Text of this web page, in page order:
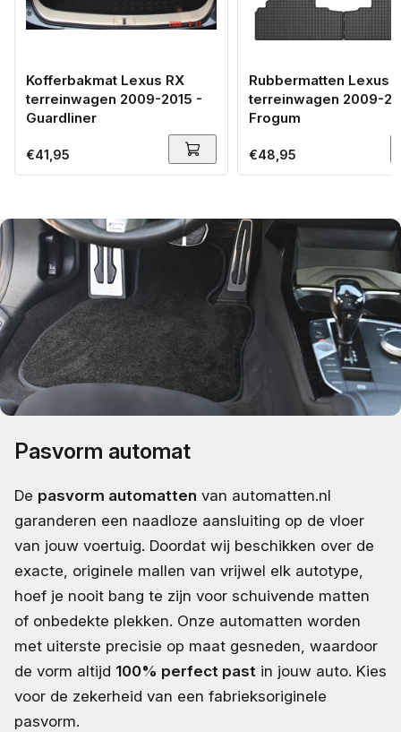
Kofferbakmat Lexus RX
terreinwagen 2009-2015 -
Guardliner
Normale
prijs
€41,95
Rubbermatten Lexus
terreinwagen 2009-
Frogum
Normale
prijs
€48,95
Pasvorm automat
De pasvorm automatten van automatten.nl
garanderen een naadloze aansluiting op de vloer
van jouw voertuig. Doordat wij beschikken over de
exacte, originele mallen van vrijwel elk autotype,
hoef je nooit bang te zijn voor schuivende matten
of onbedekte plekken. Onze automatten worden
met uiterste precisie op maat gesneden, waardoor
de vorm altijd 100% perfect past in jouw auto. Kies
voor de zekerheid van een fabrieksoriginele
pasvorm.